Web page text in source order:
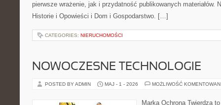
pierwsze wrażenie, jak i przydatność publikowanych materiałów.
Historie i Opowieści i Dom i Gospodarstwo. […]
CATEGORIES: NIERUCHOMOŚCI
NOWOCZESNE TECHNOLOGIE
POSTED BY ADMIN MAJ - 1 - 2026 MOŻLIWOŚĆ
Marka Ochrona Twierdza